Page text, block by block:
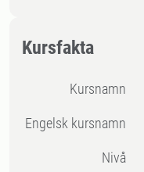
Kursfakta
Kursnamn
Engelsk kursnamn
Nivå